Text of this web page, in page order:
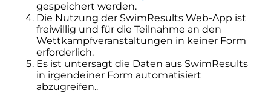
gespeichert werden.
Die Nutzung der SwimResults Web-App ist
freiwillig und für die Teilnahme an den
Wettkampfveranstaltungen in keiner Form
erforderlich.
Es ist untersagt die Daten aus SwimResults
in irgendeiner Form automatisiert
abzugreifen..